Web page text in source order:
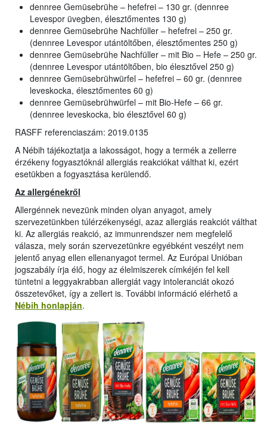
dennree Gemüsebrühe – hefefrei – 130 gr. (dennree
Levespor üvegben, élesztőmentes 130 g)
dennree Gemüsebrühe Nachfüller – hefefrei – 250 gr.
(dennree Levespor utántöltőben, élesztőmentes 250 g)
dennree Gemüsebrühe Nachfüller – mit Bio – Hefe – 250 gr.
(dennree Levespor utántöltőben, bio élesztővel 250 g)
dennree Gemüsebrühwürfel – hefefrei – 60 gr. (dennree
leveskocka, élesztőmentes 60 g)
dennree Gemüsebrühwürfel – mit Bio-Hefe – 66 gr.
(dennree leveskocka, bio élesztővel 60 g)
RASFF referenciaszám: 2019.0135
A Nébih tájékoztatja a lakosságot, hogy a termék a zellerre
érzékeny fogyasztóknál allergiás reakciókat válthat ki, ezért
esetükben a fogyasztása kerülendő.
Az allergénekről
Allergénnek nevezünk minden olyan anyagot, amely
szervezetünkben túlérzékenységi, azaz allergiás reakciót válthat
ki. Az allergiás reakció, az immunrendszer nem megfelelő
válasza, mely során szervezetünkre egyébként veszélyt nem
jelentő anyag ellen ellenanyagot termel. Az Európai Unióban
jogszabály írja élő, hogy az élelmiszerek címkéjén fel kell
tüntetni a leggyakrabban allergiát vagy intoleranciát okozó
összetevőket, így a zellert is. További információ elérhető a
Nébih honlapján.